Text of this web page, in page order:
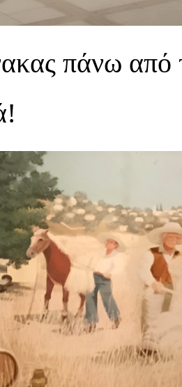
πάνω από